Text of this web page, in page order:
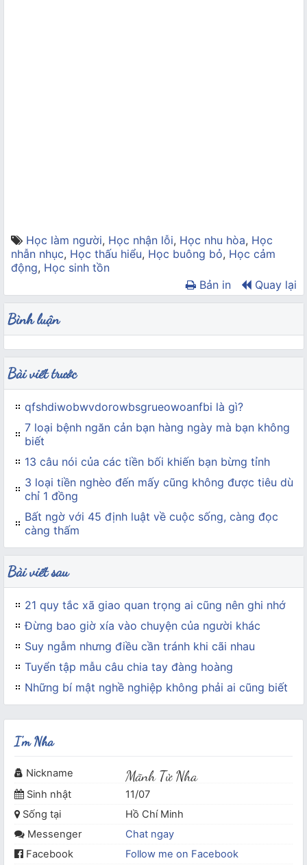
Học làm người, Học nhận lỗi, Học nhu hòa, Học
nhẫn nhục, Học thấu hiểu, Học buông bỏ, Học cảm
động, Học sinh tồn
Bản in
Quay lại
Bình luận
Bài viết trước
qfshdiwobwvdorowbsgrueowoanfbi là gì?
7 loại bệnh ngăn cản bạn hàng ngày mà bạn không
biết
13 câu nói của các tiền bối khiến bạn bừng tỉnh
3 loại tiền nghèo đến mấy cũng không được tiêu dù
chỉ 1 đồng
Bất ngờ với 45 định luật về cuộc sống, càng đọc
càng thấm
Bài viết sau
21 quy tắc xã giao quan trọng ai cũng nên ghi nhớ
Đừng bao giờ xía vào chuyện của người khác
Suy ngẫm nhưng điều cần tránh khi cãi nhau
Tuyển tập mẫu câu chia tay đàng hoàng
Những bí mật nghề nghiệp không phải ai cũng biết
I'm Nha
Nickname Mãnh Tử Nha
Sinh nhật
11/07
Sống tại
Hồ Chí Minh
Messenger
Chat ngay
Facebook
Follow me on Facebook